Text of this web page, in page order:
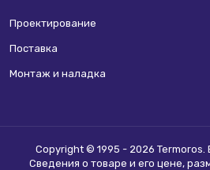
Проектирование
Поставка
Монтаж и наладка
Copyright © 1995 - 2026
Сведения о товаре и его цене,